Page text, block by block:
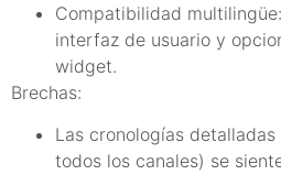
Compatibilidad
interfaz de usuario y
widget.
Brechas:
Las cronologías
todos los canales) se